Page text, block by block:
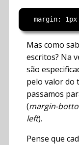
Mas como
escritos? Na
são
pelo valor do
passamos
(margin-
left).
Pense que